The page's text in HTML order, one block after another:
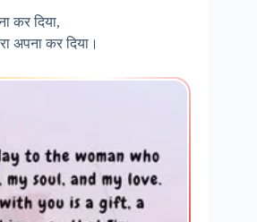
कर दिया,
अपना कर दिया।